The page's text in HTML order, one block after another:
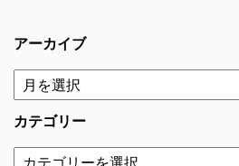
アーカイブ
カテゴリー